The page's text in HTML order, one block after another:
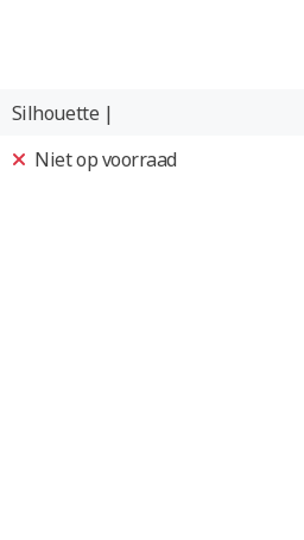
Silhouette |
Niet op voorraad